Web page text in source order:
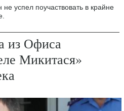
успел поучаствовать в крайне
из Офиса
Микитася»